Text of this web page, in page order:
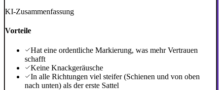
KI-Zusammenfassung
Vorteile
Hat eine ordentliche Markierung, was mehr Vertrauen
schafft
Keine Knackgeräusche
In alle Richtungen viel steifer (Schienen und von oben
nach unten) als der erste Sattel